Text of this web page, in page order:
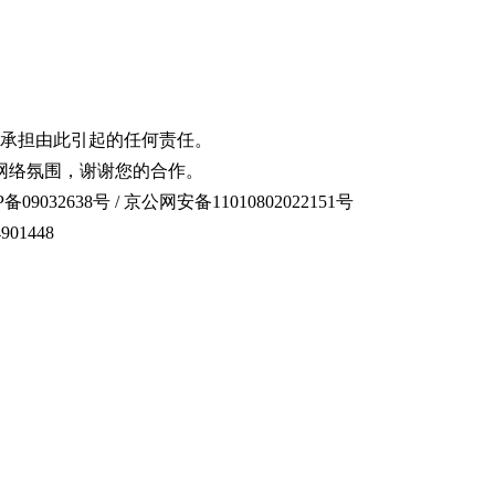
担由此引起的任何责任。
氛围，谢谢您的合作。
09032638号 / 京公网安备11010802022151号